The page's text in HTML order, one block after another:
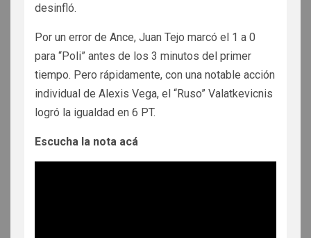
desinfló.
Por un error de Ance, Juan Tejo marcó el 1 a 0
para “Poli” antes de los 3 minutos del primer
tiempo. Pero rápidamente, con una notable acción
individual de Alexis Vega, el “Ruso” Valatkevicnis
logró la igualdad en 6 PT.
Escucha la nota acá